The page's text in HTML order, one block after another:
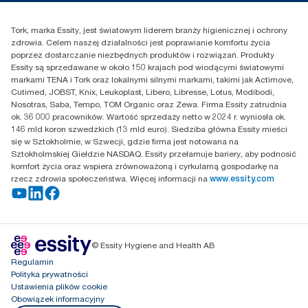
Przedstawiciele handlowi
Puławska 180
02-670 Warszawa
Polska
Tork, marka Essity, jest światowym liderem branży higienicznej i ochrony
zdrowia. Celem naszej działalności jest poprawianie komfortu życia
poprzez dostarczanie niezbędnych produktów i rozwiązań. Produkty
Essity są sprzedawane w około 150 krajach pod wiodącymi światowymi
markami TENA i Tork oraz lokalnymi silnymi markami, takimi jak Actimove,
Cutimed, JOBST, Knix, Leukoplast, Libero, Libresse, Lotus, Modibodi,
Nosotras, Saba, Tempo, TOM Organic oraz Zewa. Firma Essity zatrudnia
ok. 36 000 pracowników. Wartość sprzedaży netto w 2024 r. wyniosła ok.
146 mld koron szwedzkich (13 mld euro). Siedziba główna Essity mieści
się w Sztokholmie, w Szwecji, gdzie firma jest notowana na
Sztokholmskiej Giełdzie NASDAQ. Essity przełamuje bariery, aby podnosić
komfort życia oraz wspiera zrównoważoną i cyrkularną gospodarkę na
rzecz zdrowia społeczeństwa. Więcej informacji na www.essity.com
© Essity Hygiene and Health AB
Regulamin
Polityka prywatności
Ustawienia plików cookie
Obowiązek informacyjny